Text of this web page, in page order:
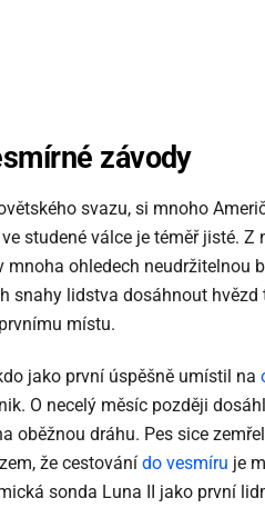
závody
svazu, si mnoho
studené válce je téměř jisté. Z
mnoha ohledech neudržitelnou
snahy lidstva dosáhnout hvězd
místu.
jako první úspěšně umístil na
O necelý měsíc později
oběžnou dráhu. Pes sice
že cestování do vesmíru je
sonda Luna II jako první